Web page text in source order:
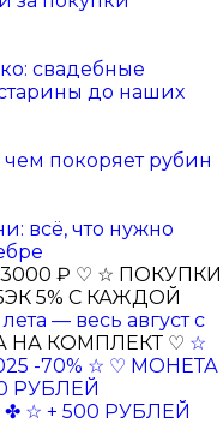
свадебные
до наших
покоряет рубин
всё, что нужно
₽ ♡ ☆ ПОКУПКИ
5% С КАЖДОЙ
— весь август с
НА КОМПЛЕКТ ♡ ☆
-70% ☆ ♡ МОНЕТА
РУБЛЕЙ
✤ ☆ + 500 РУБЛЕЙ